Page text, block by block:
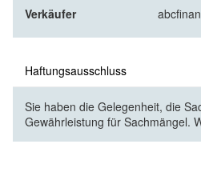
Verkäufer
Haftungsausschluss
Sie haben die Gelegenheit, die
Gewährleistung für Sachmängel.